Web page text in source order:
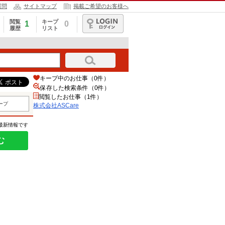
問 サイトマップ 掲載ご希望のお客様へ
閲覧
履歴
1
キープ
リスト
0
ログイン
プ
新情報です
キープ中のお仕事（0件）
保存した検索条件（0件）
閲覧したお仕事（1件）
株式会社ASCare